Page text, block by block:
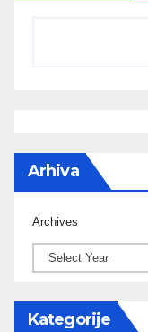
Arhiva
Archives
Kategorije